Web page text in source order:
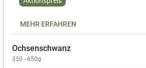
MEHR ERFAHREN
Ochsenschwanz
350 - 650g